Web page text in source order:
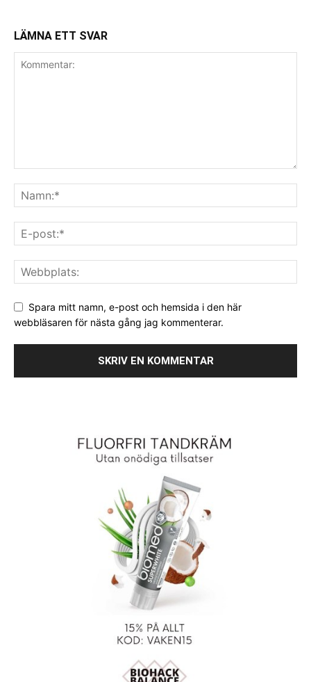
LÄMNA ETT SVAR
Spara mitt namn, e-post och hemsida i den här
webbläsaren för nästa gång jag kommenterar.